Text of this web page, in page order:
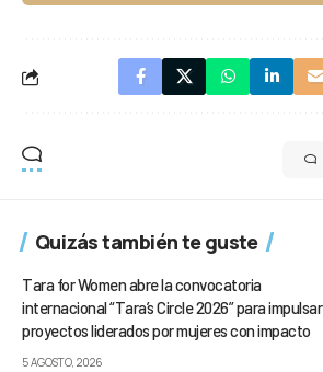
Quizás también te guste
Tara for Women abre la convocatoria
internacional “Tara’s Circle 2026” para impulsar
proyectos liderados por mujeres con impacto
5 AGOSTO, 2026